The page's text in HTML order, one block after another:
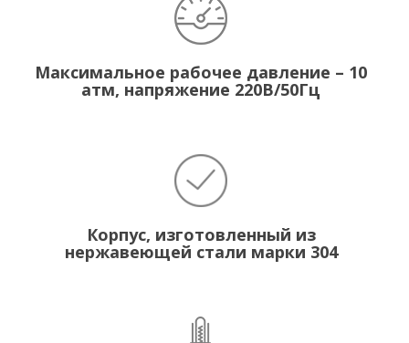
Максимальное рабочее давление – 10
атм, напряжение 220В/50Гц
Корпус, изготовленный из
нержавеющей стали марки 304